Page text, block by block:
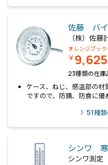
佐藤 バイ
（株）佐
オレンジブッ
￥
23種類の在庫
ケース、ねじ、感温部の材
ですので、防錆、防食に優
51種
シンワ
シンワ測定